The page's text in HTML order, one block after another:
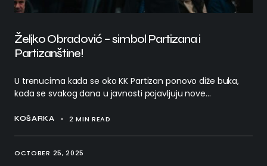
KOŠARKA 2 MIN READ
Željko Obradović – simbol Partizana i
Partizanštine!
U trenucima kada se oko KK Partizan ponovo diže buka,
kada se svakog dana u javnosti pojavljuju nove…
OCTOBER 25, 2025